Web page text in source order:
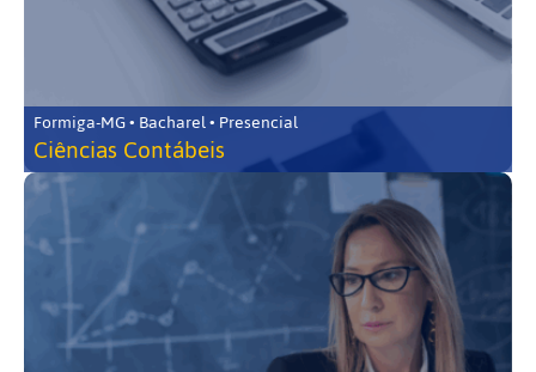
Formiga-MG • Bacharel • Presencial
Ciências Contábeis